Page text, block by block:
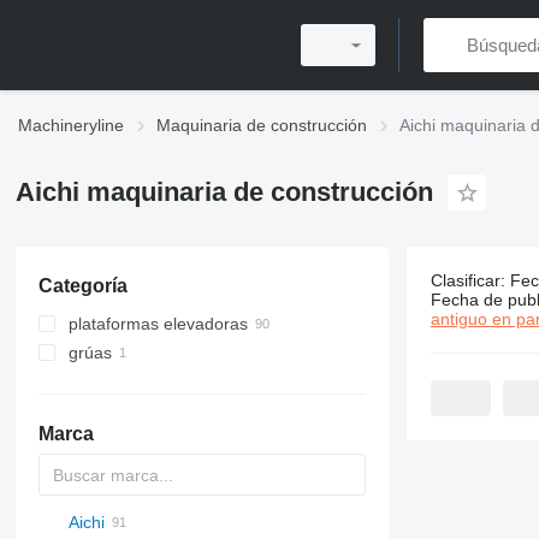
Machineryline Maquinaria de construcción Aichi maquinaria
Aichi maquinaria de construcción
Categoría
plataformas elevadoras
plataformas telescópicas
plataformas articuladas
grúas
Marca
Titan
AL
Aichi
91
Clasificar:
Fecha de
antiguo en